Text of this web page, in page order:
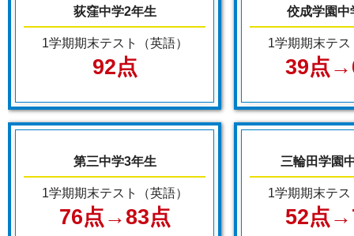
荻窪中学2年生
1学期期末テスト（英語）
92点
第三中学3年生
1学期期末テスト（英語）
76点→83点
佼成学園中
1学期期末テ
39点
三輪田学園
1学期期末テ
52点